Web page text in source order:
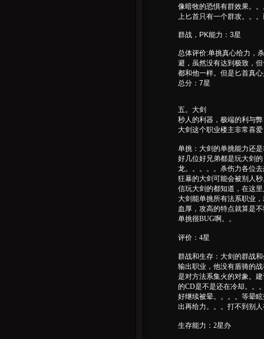
像暗牧的恐惧有群效果。
上匕首只有一个群攻。。
群战，PK能力：3星
总体评价:单挑真心给力，
避，虽然没有达到极致，
都和他一样。但是匕首真
总分：7星
五。大剑
秒人的利器，极端的利与
大剑这个职业楼主非常喜
单挑：大剑的单挑能力还
好几位好兄弟都是玩大剑
龙。。。。。杀伤力各位
狂暴的大剑可能会被别人
信玩大剑的都知道，在这
大剑能单挑所有法系职业
血厚，攻高的特点就算是
单挑很BUG啊。。
评价：4星
群战和生存：大剑的群战
输出职业，他没有盾骑的
是对方法系集火的对象。
的CD是不是还在冷却。。
好继续被晕。。。。等晕
出再给力。。。打不到别
生存能力：2星办